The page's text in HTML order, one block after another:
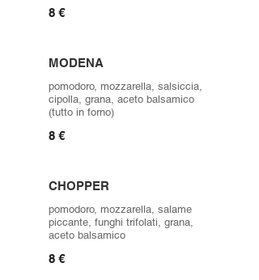
8 €
MODENA
pomodoro, mozzarella, salsiccia,
cipolla, grana, aceto balsamico
(tutto in forno)
8 €
CHOPPER
pomodoro, mozzarella, salame
piccante, funghi trifolati, grana,
aceto balsamico
8 €